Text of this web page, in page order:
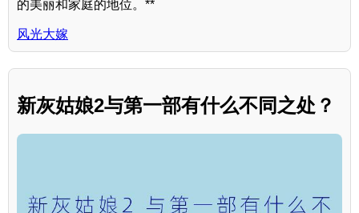
的美丽和家庭的地位。**
风光大嫁
新灰姑娘2与第一部有什么不同之处？